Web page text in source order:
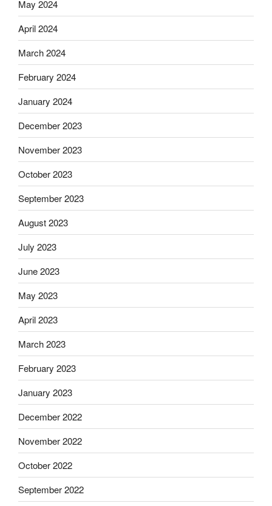
May 2024
April 2024
March 2024
February 2024
January 2024
December 2023
November 2023
October 2023
September 2023
August 2023
July 2023
June 2023
May 2023
April 2023
March 2023
February 2023
January 2023
December 2022
November 2022
October 2022
September 2022